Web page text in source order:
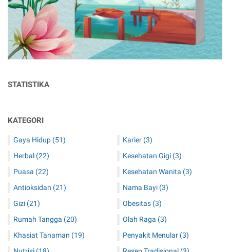
STATISTIKA
KATEGORI
Gaya Hidup (51)
Herbal (22)
Puasa (22)
Antioksidan (21)
Gizi (21)
Rumah Tangga (20)
Khasiat Tanaman (19)
Karier (3)
Kesehatan Gigi (3)
Kesehatan Wanita (3)
Nama Bayi (3)
Obesitas (3)
Olah Raga (3)
Penyakit Menular (3)